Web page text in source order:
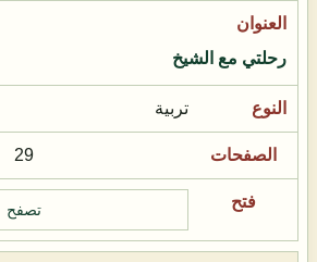
رحلتي مع الشيخ
تربية
29
تصفح